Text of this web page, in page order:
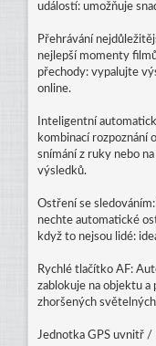
událostí: umožňuje
Přehrávání
nejlepší momenty
přechody: vypalujte
online.
Inteligentní
kombinací rozpoznání
snímání z ruky nebo
výsledků.
Ostření se
nechte automatické
když to nejsou lidé:
Rychlé tlačítko AF:
zablokuje na objektu a
zhoršených
Jednotka GPS uvnitř /